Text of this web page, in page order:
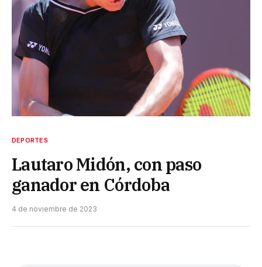
DEPORTES
Lautaro Midón, con paso
ganador en Córdoba
4 de noviembre de 2023